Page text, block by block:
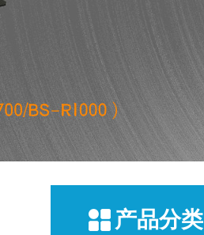
产品分类